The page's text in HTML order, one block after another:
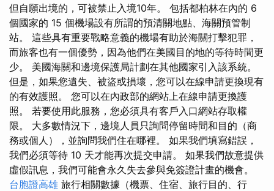
但自願出境的，可被禁止入境10年。 包括都柏林在內的 6
個國家的 15 個機場設有所謂的預清關地點、海關預管制
站。 這些具有重要戰略意義的機場有助於海關打擊犯罪，
而旅客也有一個優勢，因為他們在美國目的地的等待時間更
少。 美國海關和邊境保護局計劃在其他國家引入該系統。
但是，如果您遺失、被盜或損壞，您可以在線申請更換現有
的有效護照。 您可以在內政部的網站上在線申請更換護
照。 若要使用此服務，您必須具有客戶入口網站存取權
限。 大多數情況下，邊境人員只詢問停留時間和目的（商
務或個人），並詢問我們住在哪裡。 如果我們填寫錯誤，
我們必須等待 10 天才能再次提交申請。 如果我們故意提供
虛假訊息，我們可能會永久失去參與免簽證計畫的機會。
台胞證高雄 旅行相關數據（機票、住宿、旅行目的、行